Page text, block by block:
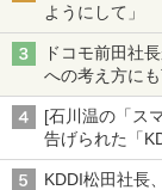
ようにして」
ドコモ前田社
への考え方に
[石川温の「ス
告げられた「
穴と楽天モバ
KDDI松田社長